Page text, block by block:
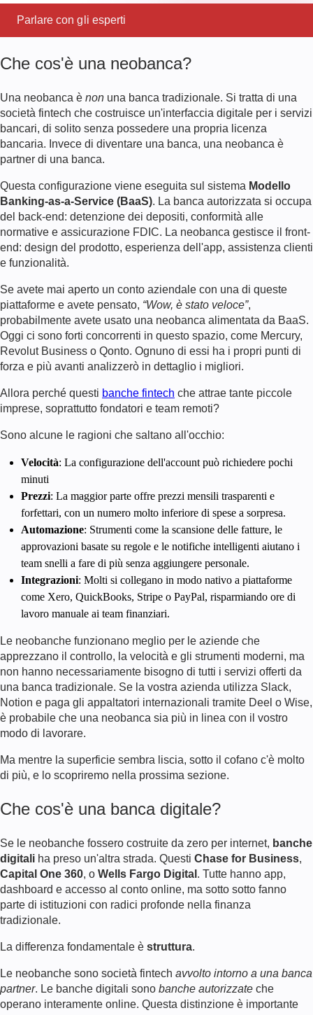
Parlare con gli esperti
Che cos'è una neobanca?
Una neobanca è non una banca tradizionale. Si tratta di una
società fintech che costruisce un'interfaccia digitale per i servizi
bancari, di solito senza possedere una propria licenza
bancaria. Invece di diventare una banca, una neobanca è
partner di una banca.
Questa configurazione viene eseguita sul sistema Modello
Banking-as-a-Service (BaaS). La banca autorizzata si occupa
del back-end: detenzione dei depositi, conformità alle
normative e assicurazione FDIC. La neobanca gestisce il front-
end: design del prodotto, esperienza dell'app, assistenza clienti
e funzionalità.
Se avete mai aperto un conto aziendale con una di queste
piattaforme e avete pensato, “Wow, è stato veloce”,
probabilmente avete usato una neobanca alimentata da BaaS.
Oggi ci sono forti concorrenti in questo spazio, come Mercury,
Revolut Business o Qonto. Ognuno di essi ha i propri punti di
forza e più avanti analizzerò in dettaglio i migliori.
Allora perché questi banche fintech che attrae tante piccole
imprese, soprattutto fondatori e team remoti?
Sono alcune le ragioni che saltano all'occhio:
Velocità: La configurazione dell'account può richiedere pochi
minuti
Prezzi: La maggior parte offre prezzi mensili trasparenti e
forfettari, con un numero molto inferiore di spese a sorpresa.
Automazione: Strumenti come la scansione delle fatture, le
approvazioni basate su regole e le notifiche intelligenti aiutano i
team snelli a fare di più senza aggiungere personale.
Integrazioni: Molti si collegano in modo nativo a piattaforme
come Xero, QuickBooks, Stripe o PayPal, risparmiando ore di
lavoro manuale ai team finanziari.
Le neobanche funzionano meglio per le aziende che
apprezzano il controllo, la velocità e gli strumenti moderni, ma
non hanno necessariamente bisogno di tutti i servizi offerti da
una banca tradizionale. Se la vostra azienda utilizza Slack,
Notion e paga gli appaltatori internazionali tramite Deel o Wise,
è probabile che una neobanca sia più in linea con il vostro
modo di lavorare.
Ma mentre la superficie sembra liscia, sotto il cofano c'è molto
di più, e lo scopriremo nella prossima sezione.
Che cos'è una banca digitale?
Se le neobanche fossero costruite da zero per internet, banche
digitali ha preso un'altra strada. Questi Chase for Business,
Capital One 360, o Wells Fargo Digital . Tutte hanno app,
dashboard e accesso al conto online, ma sotto sotto fanno
parte di istituzioni con radici profonde nella finanza
tradizionale.
La differenza fondamentale è struttura.
Le neobanche sono società fintech avvolto intorno a una banca
partner. Le banche digitali sono banche autorizzate che
operano interamente online. Questa distinzione è importante